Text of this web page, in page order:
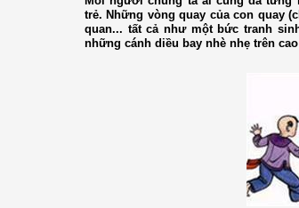
trẻ. Những vòng quay của con quay
quan... tất cả như một bức tranh
những cánh diều bay nhè nhẹ trên